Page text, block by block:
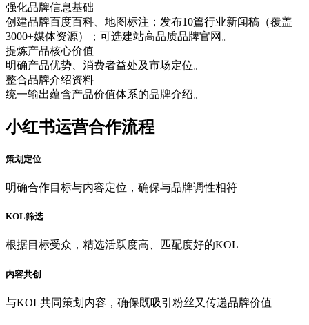
强化品牌信息基础
创建品牌百度百科、地图标注；发布10篇行业新闻稿（覆盖
3000+媒体资源）；可选建站高品质品牌官网。
提炼产品核心价值
明确产品优势、消费者益处及市场定位。
整合品牌介绍资料
统一输出蕴含产品价值体系的品牌介绍。
小红书运营合作流程
策划定位
明确合作目标与内容定位，确保与品牌调性相符
KOL筛选
根据目标受众，精选活跃度高、匹配度好的KOL
内容共创
与KOL共同策划内容，确保既吸引粉丝又传递品牌价值